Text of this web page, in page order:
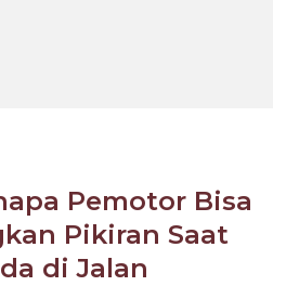
Pemotor Bisa
Pikiran Saat
di Jalan